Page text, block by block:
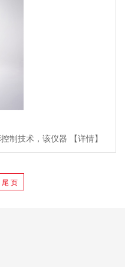
制技术，该仪器 【详情】
尾 页